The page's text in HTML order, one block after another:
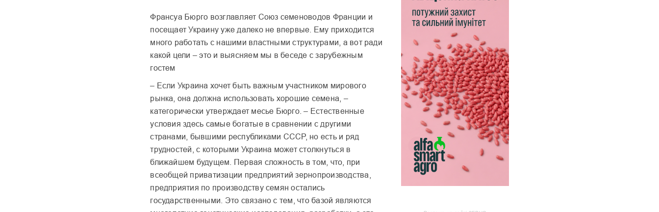
Франсуа Бюрго возглавляет Союз семеноводов Франции и
посещает Украину уже далеко не впервые. Ему приходится
много работать с нашими властными структурами, а вот ради
какой цели – это и выясняем мы в беседе с зарубежным
гостем
– Если Украина хочет быть важным участником мирового
рынка, она должна использовать хорошие семена, –
категорически утверждает месье Бюрго. – Естественные
условия здесь самые богатые в сравнении с другими
странами, бывшими республиками СССР, но есть и ряд
трудностей, с которыми Украина может столкнуться в
ближайшем будущем. Первая сложность в том, что, при
всеобщей приватизации предприятий зернопроизводства,
предприятия по производству семян остались
государственными. Это связано с тем, что базой являются